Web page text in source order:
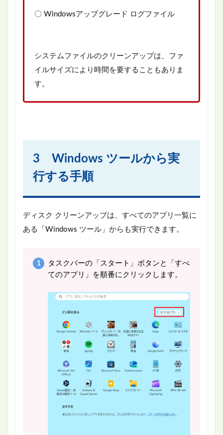
〇 Windowsアップグレード ログファイル
システムファイルのクリーンアップは、ファ
イルサイズにより時間を要することもありま
す。
3 Windows ツールから実
行する手順
ディスク クリーンアップは、すべてのアプリ一覧に
ある「Windows ツール」からも実行できます。
タスクバーの「スタート」ボタンと「すべ
てのアプリ」を順番にクリックします。